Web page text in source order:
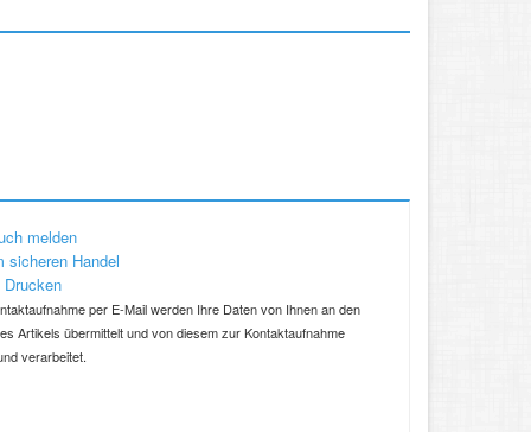
melden
Handel
per E-Mail werden Ihre Daten von Ihnen an den
Artikels übermittelt und von diesem zur Kontaktaufnahme
verarbeitet.